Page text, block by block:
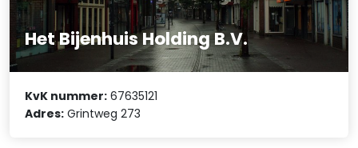
Het Bijenhuis Holding B.V.
KvK nummer: 67635121
Adres: Grintweg 273